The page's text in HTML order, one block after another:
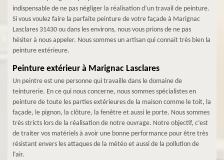
indispensable de ne pas négliger la réalisation d’un travail de peinture.
Si vous voulez faire la parfaite peinture de votre façade à Marignac
Lasclares 31430 ou dans les environs, nous vous prions de ne pas
hésiter à nous appeler. Nous sommes un artisan qui connait très bien la
peinture extérieure.
Peinture extérieur à Marignac Lasclares
Un peintre est une personne qui travaille dans le domaine de
teinturerie. En ce qui nous concerne, nous sommes spécialistes en
peinture de toute les parties extérieures de la maison comme le toit, la
façade, le pignon, la clôture, la fenêtre et aussi le porte. Nous sommes
très stricts lors de la réalisation de notre ouvrage. Notre objectif, c’est
de traiter vos matériels à avoir une bonne performance pour être très
résistant envers les attaques de la météo et aussi de la pollution de
l’air.